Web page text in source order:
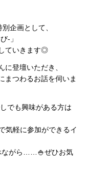
企画として、
-」
ていきます◎
登壇いただき、
まつわるお話を伺いま
でも興味がある方は
気軽に参加ができるイ
がら……🍚ぜひお気